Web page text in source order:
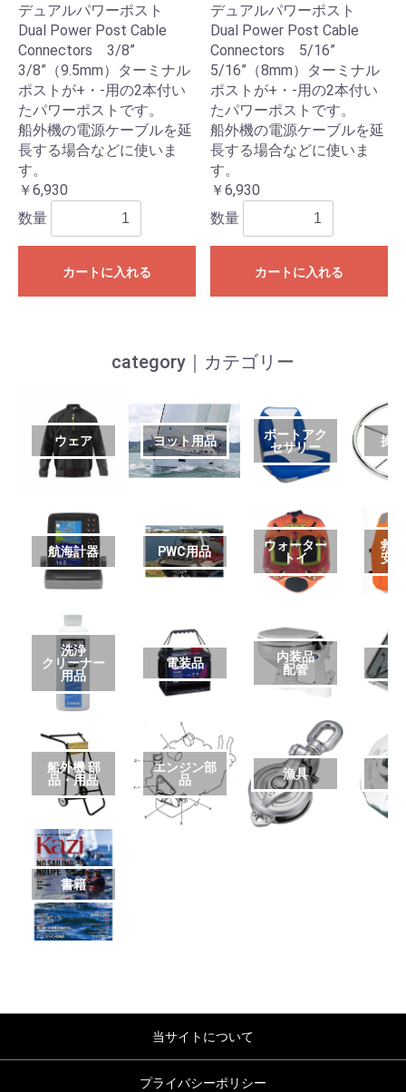
デュアルパワーポスト
Dual Power Post Cable
Connectors 3/8”
3/8”（9.5mm）ターミナル
ポストが+・-用の2本付い
たパワーポストです。
船外機の電源ケーブルを延
長する場合などに使いま
す。
￥6,930
数量
カートに入れる
デュアルパワーポスト
Dual Power Post Cable
Connectors 5/16”
5/16”（8mm）ターミナル
ポストが+・-用の2本付い
たパワーポストです。
船外機の電源ケーブルを延
長する場合などに使いま
す。
￥6,930
数量
カートに入れる
category｜カテゴリー
ウェア ヨット用品
ボートアク
セサリー
操
航海計器 PWC用品
ウォーター
トイ
救
安
洗浄
クリーナー
用品
電装品
内装品
配管
艤
船外機 部
品・用品
エンジン部
品
漁具
書籍
当サイトについて
プライバシーポリシー